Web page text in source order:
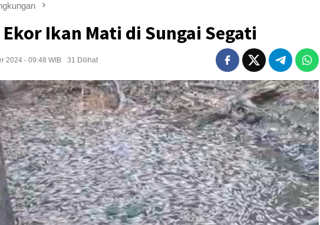
Ikan Mati di Sungai Segati
2024 - 09:48 WIB 31 Dilihat